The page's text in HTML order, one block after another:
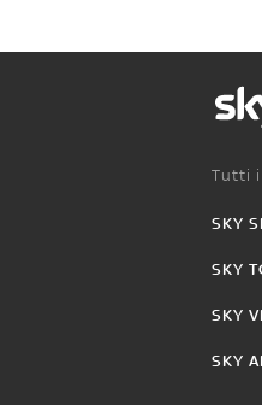
Tutti i
SKY
SKY
SKY
SKY